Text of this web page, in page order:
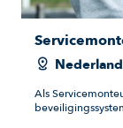
Nederland
Als